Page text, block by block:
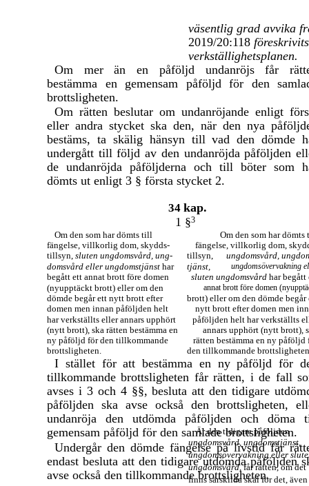
Är den tidigare påföljden
ungdomsvård, ungdomstjänst,
ungdomsövervakning eller
ungdomsvård,får rätten, om det
finns särskilda skäl för det,
väsentlig grad avvika
2019/20:118
verkställighetsplanen.
Om mer än en påföljd undanröjs får
bestämma en gemensam påföljd för den
brottsligheten.
Om rätten beslutar om undanröjande enligt
eller andra stycket ska den, när den nya
bestäms, ta skälig hänsyn till vad den dömde
undergått till följd av den undanröjda påföljden
de undanröjda påföljderna och till böter som
dömts ut enligt 3 § första stycket 2.
34 kap.
1 §3
Om den som har dömts till
Om den som har
fängelse, villkorlig dom, skydds-
fängelse, villkorlig dom,
tillsyn, sluten ungdomsvård, ung- tillsyn,
ungdomsvård,
domsvård eller ungdomstjänst har tjänst, ungdomsövervakning
begått ett annat brott före domen sluten ungdomsvård har begått
(nyupptäckt brott) eller om den
annat brott före domen
dömde begår ett nytt brott efter
brott) eller om den dömde begår
domen men innan påföljden helt
nytt brott efter domen men
har verkställts eller annars upphört
påföljden helt har verkställts
(nytt brott), ska rätten bestämma en
annars upphört (nytt brott),
ny påföljd för den tillkommande
rätten bestämma en ny påföljd
brottsligheten.
den tillkommande
I stället för att bestämma en ny påföljd för
tillkommande brottsligheten får rätten, i de fall
avses i 3 och 4 §§, besluta att den tidigare
påföljden ska avse också den brottsligheten,
undanröja den utdömda påföljden och döma
gemensam påföljd för den samlade brottsligheten.
Undergår den dömde fängelse på livstid får
endast besluta att den tidigare utdömda påföljden
avse också den tillkommande brottsligheten.